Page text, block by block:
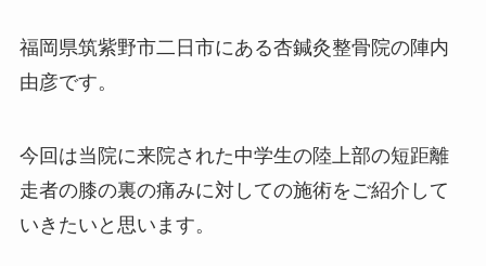
福岡県筑紫野市二日市にある杏鍼灸整骨院の陣内
由彦です。
今回は当院に来院された中学生の陸上部の短距離
走者の膝の裏の痛みに対しての施術をご紹介して
いきたいと思います。